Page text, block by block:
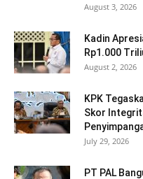
August 3, 2026
Kadin
Rp1.000
August 2, 2026
KPK
Skor
July 29, 2026
PT PAL